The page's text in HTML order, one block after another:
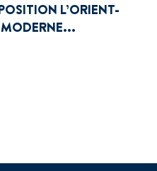
L’ORIENT-
MODERNE...